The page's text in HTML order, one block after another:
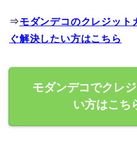
⇒モダンデコのクレジット
ぐ解決したい方はこちら
モダンデコでクレ
い方はこち